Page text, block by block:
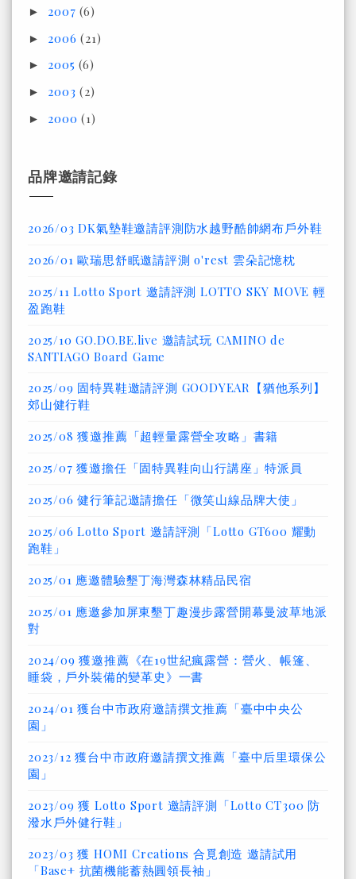
► 2007(6)
► 2006(21)
► 2005(6)
► 2003(2)
► 2000(1)
品牌邀請記錄
2026/03 DK氣墊鞋邀請評測防水越野酷帥網布戶外鞋
2026/01 歐瑞思舒眠邀請評測 o'rest 雲朵記憶枕
2025/11 Lotto Sport 邀請評測 LOTTO SKY MOVE 輕
盈跑鞋
2025/10 GO.DO.BE.live 邀請試玩 CAMINO de
SANTIAGO Board Game
2025/09 固特異鞋邀請評測 GOODYEAR【猶他系列】
郊山健行鞋
2025/08 獲邀推薦「超輕量露營全攻略」書籍
2025/07 獲邀擔任「固特異鞋向山行講座」特派員
2025/06 健行筆記邀請擔任「微笑山線品牌大使」
2025/06 Lotto Sport 邀請評測「Lotto GT600 耀動
跑鞋」
2025/01 應邀體驗墾丁海灣森林精品民宿
2025/01 應邀參加屏東墾丁趣漫步露營開幕曼波草地派
對
2024/09 獲邀推薦《在19世紀瘋露營：營火、帳篷、
睡袋，戶外裝備的變革史》一書
2024/01 獲台中市政府邀請撰文推薦「臺中中央公
園」
2023/12 獲台中市政府邀請撰文推薦「臺中后里環保公
園」
2023/09 獲 Lotto Sport 邀請評測「Lotto CT300 防
潑水戶外健行鞋」
2023/03 獲 HOMI Creations 合覓創造 邀請試用
「Base+ 抗菌機能蓄熱圓領長袖」